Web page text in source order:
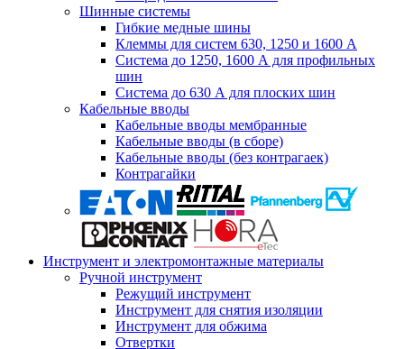
Шинные системы
Гибкие медные шины
Клеммы для систем 630, 1250 и 1600 А
Система до 1250, 1600 А для профильных
шин
Система до 630 А для плоских шин
Кабельные вводы
Кабельные вводы мембранные
Кабельные вводы (в сборе)
Кабельные вводы (без контрагаек)
Контрагайки
Инструмент и электромонтажные материалы
Ручной инструмент
Режущий инструмент
Инструмент для снятия изоляции
Инструмент для обжима
Отвертки